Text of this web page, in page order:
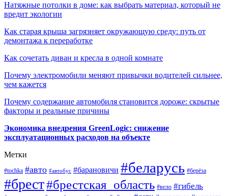
Натяжные потолки в доме: как выбрать материал, который не
вредит экологии
Как старая крыша загрязняет окружающую среду: путь от
демонтажа к переработке
Как сочетать диван и кресла в одной комнате
Почему электромобили меняют привычки водителей сильнее,
чем кажется
Почему содержание автомобиля становится дороже: скрытые
факторы и реальные причины
Экономика внедрения GreenLogic: снижение
эксплуатационных расходов на объекте
Метки
#tochka #авто #автобус #барановичи #беларусь #берёза
#брест#брестская_область #вело #гибель